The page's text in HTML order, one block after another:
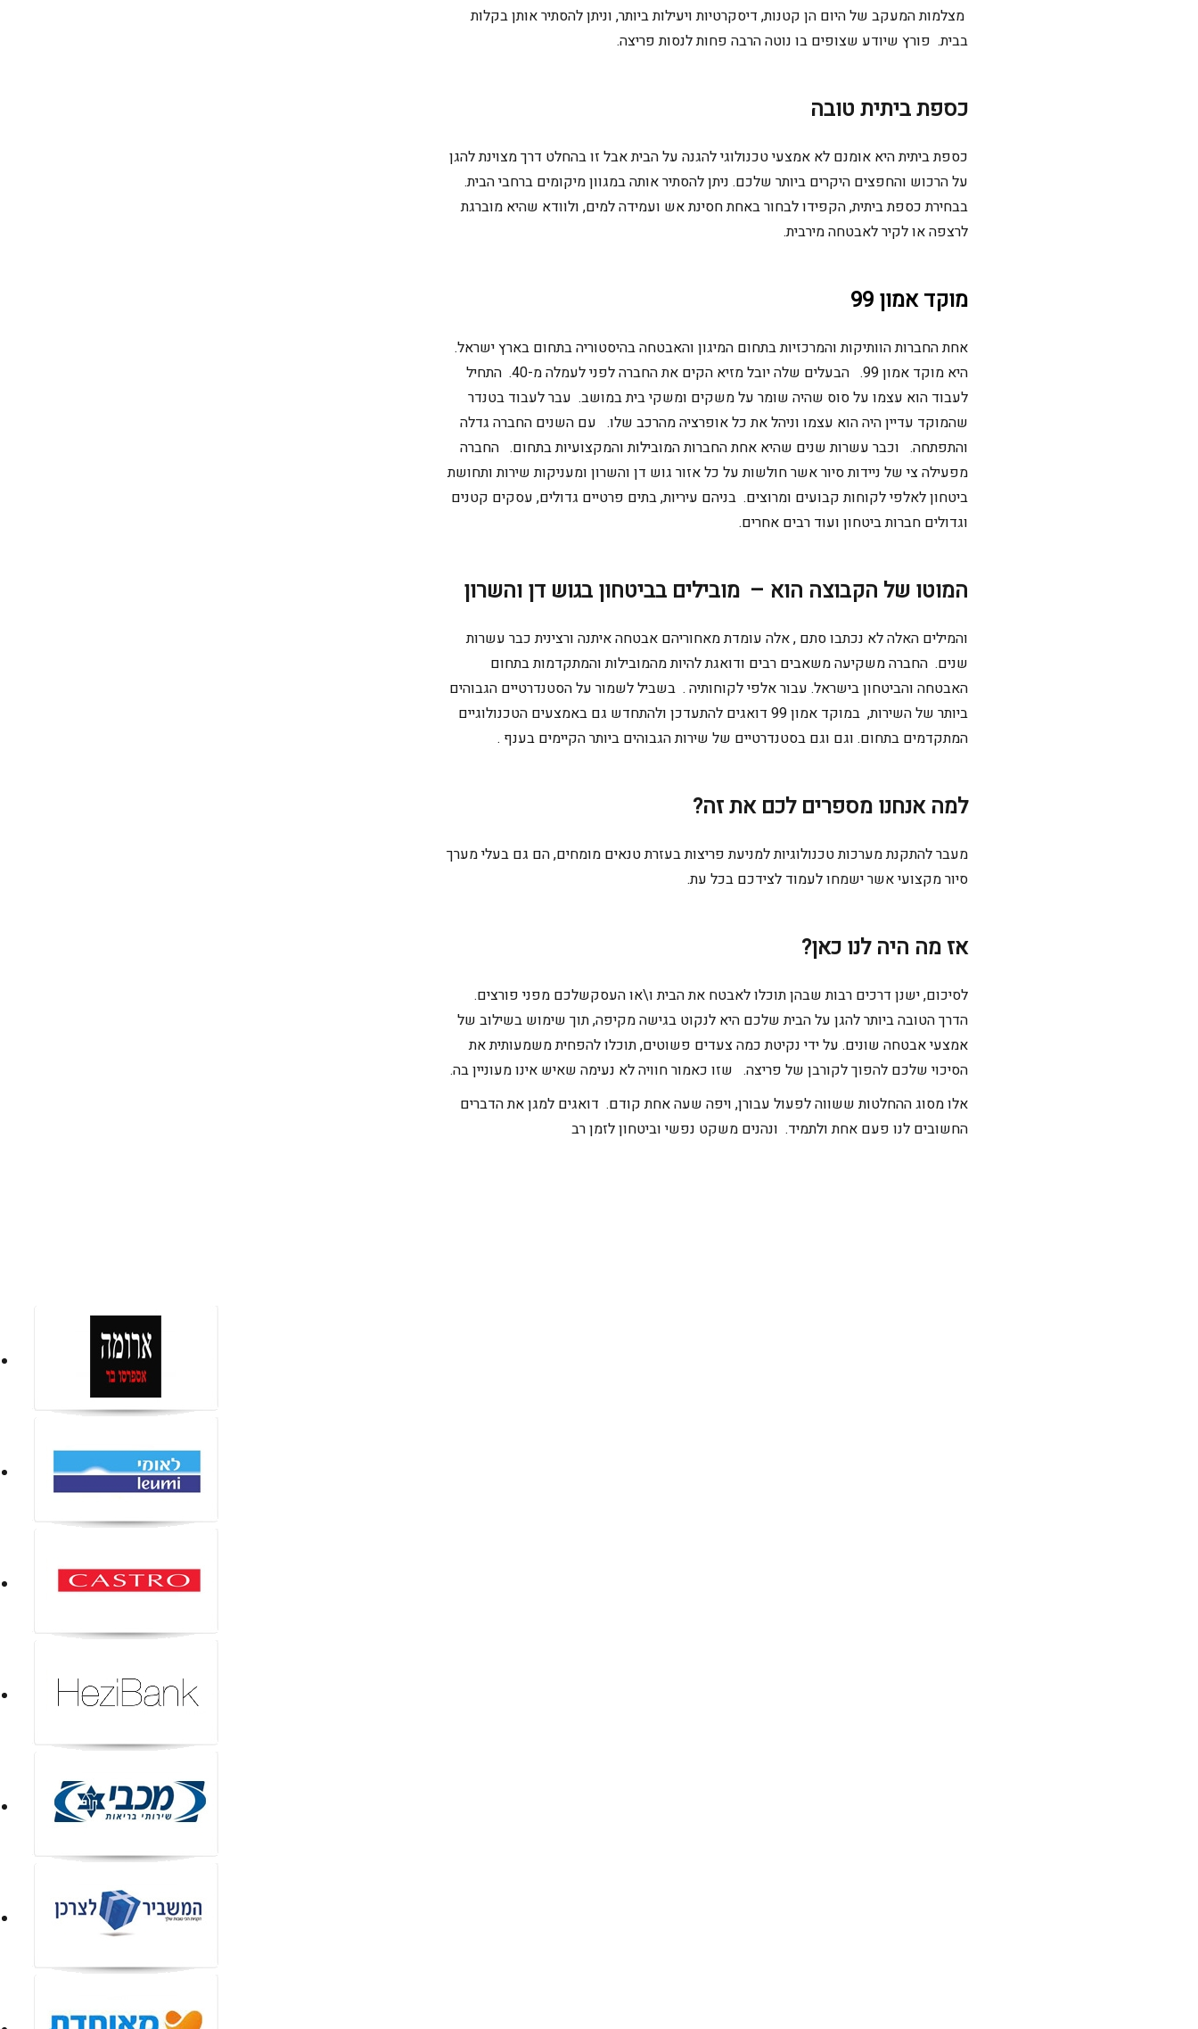
מצלמות המעקב של היום הן קטנות, דיסקרטיות ויעילות ביותר, וניתן להסתיר אותן בקלות
בבית. פורץ שיודע שצופים בו נוטה הרבה פחות לנסות פריצה.
כספת ביתית טובה
כספת ביתית היאאומנם לא אמצעי טכנולוגי להגנה על הבית אבל זו בהחלט דרך מצוינת להגן
עלהרכוש והחפצים היקרים ביותר שלכם. ניתן להסתיר אותה במגוון מיקומים ברחבי הבית.
בבחירת כספת ביתית, הקפידו לבחור באחתחסינתאש ועמידה למים, ולוודא שהיא מוברגת
לרצפה או לקיר לאבטחהמירבית.
מוקד אמון 99
אחת החברות הוותיקות והמרכזיות בתחום המיגון והאבטחה בהיסטוריה בתחום בארץ ישראל.
היא מוקד אמון 99. הבעלים שלה יובל מזיא הקים את החברה לפני לעמלה מ-40. התחיל
לעבוד הוא עצמו על סוס שהיה שומר על משקים ומשקי בית במושב. עבר לעבוד בטנדר
שהמוקד עדיין היה הוא עצמו וניהל את כל אופרציה מהרכב שלו. עם השנים החברה גדלה
והתפתחה. וכבר עשרות שנים שהיא אחת החברות המובילות והמקצועיותבתחום. החברה
מפעילה צי של ניידות סיור אשר חולשות על כל אזור גוש דן והשרון ומעניקות שירות ותחושת
ביטחון לאלפי לקוחות קבועים ומרוצים. בניהם עיריות, בתים פרטיים גדולים, עסקים קטנים
וגדולים חברות ביטחון ועוד רבים אחרים.
המוטו של הקבוצה הוא – מובילים בביטחון בגוש דן והשרון
והמילים האלה לא נכתבו סתם , אלה עומדת מאחוריהם אבטחה איתנה ורצינית כבר עשרות
שנים. החברה משקיעה משאבים רבים ודואגת להיות מהמובילות והמתקדמות בתחום
האבטחה והביטחוןבישראל. עבור אלפי לקוחותיה . בשביל לשמור על הסטנדרטיים הגבוהים
ביותר של השירות, במוקד אמון 99 דואגים להתעדכן ולהתחדש גם באמצעים הטכנולוגיים
המתקדמים בתחום. וגם וגם בסטנדרטיים של שירות הגבוהים ביותר הקיימים בענף .
למה אנחנו מספרים לכם את זה?
מעבר להתקנת מערכות טכנולוגיות למניעת פריצותבעזרת טנאים מומחים,הם גםבעלי מערך
סיור מקצועיאשר ישמחו לעמוד לצידכם בכל עת.
אז מה היה לנו כאן?
לסיכום,ישנן דרכים רבותשבהן תוכלולאבטח את הביתו\או העסקשלכם מפני פורצים.
הדרך הטובה ביותר להגן על הבית שלכם היא לנקוט בגישה מקיפה, תוך שימוש בשילוב של
אמצעי אבטחה שונים. על ידי נקיטת כמה צעדים פשוטים, תוכלו להפחית משמעותית את
הסיכוי שלכם להפוך לקורבן של פריצה. שזו כאמור חוויה לא נעימה שאיש אינו מעוניין בה.
אלו מסוג ההחלטות ששווה לפעול עבורן, ויפה שעה אחת קודם. דואגים למגן את הדברים
החשובים לנו פעם אחת ולתמיד. ונהנים משקט נפשי וביטחון לזמן רב